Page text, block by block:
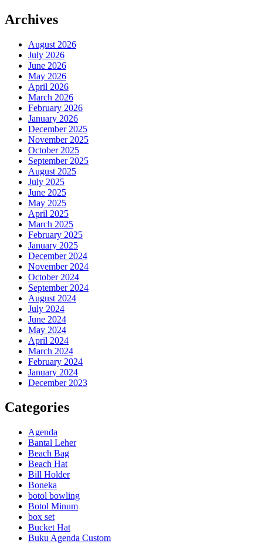
Archives
August 2026
July 2026
June 2026
May 2026
April 2026
March 2026
February 2026
January 2026
December 2025
November 2025
October 2025
September 2025
August 2025
July 2025
June 2025
May 2025
April 2025
March 2025
February 2025
January 2025
December 2024
November 2024
October 2024
September 2024
August 2024
July 2024
June 2024
May 2024
April 2024
March 2024
February 2024
January 2024
December 2023
Categories
Agenda
Bantal Leher
Beach Bag
Beach Hat
Bill Holder
Boneka
botol bowling
Botol Minum
box set
Bucket Hat
Buku Agenda Custom